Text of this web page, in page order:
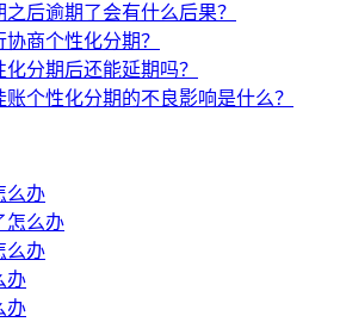
后逾期了会有什么后果？
商个性化分期？
分期后还能延期吗？
个性化分期的不良影响是什么？
么办
怎么办
么办
办
办